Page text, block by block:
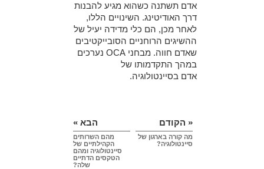
אדם תשתנה כשהוא מגיע להבנות
דרך האודיטינג. השינויים הללו,
לאחר מכן, הם כלי מדידה יעיל של
ההשיגים הרוחניים הסובייקטיבים
שאדם חווה. מבחני OCA נערכים
במהך התקדמותו של
אדם בסיינטולוגיה.
« הקודם
מה קורה בארגון של
סיינטולוגיה?
הבא »
מהם השרותים
הקהילתיים של
סיינטולוגיה ומהם
הטקסים הדתיים
שלה?